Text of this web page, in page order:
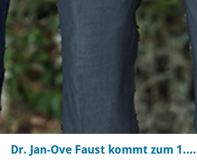
Dr. Jan-Ove Faust kommt zum 1.…